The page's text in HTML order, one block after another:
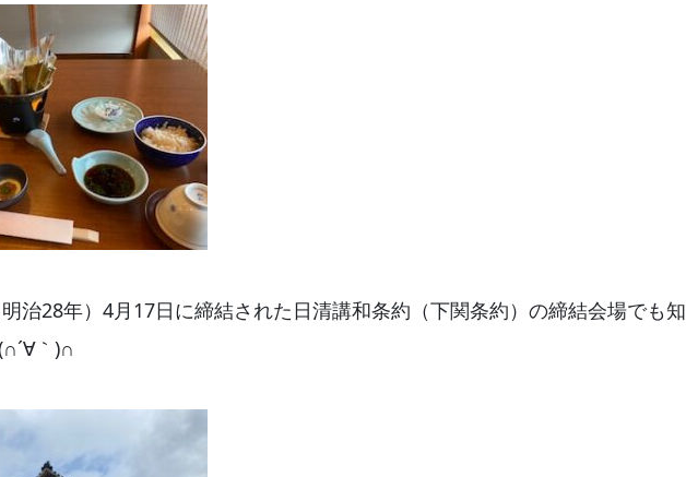
治28年）4月17日に締結された日清講和条約（下関条約）の締結会場でも知
｀)∩